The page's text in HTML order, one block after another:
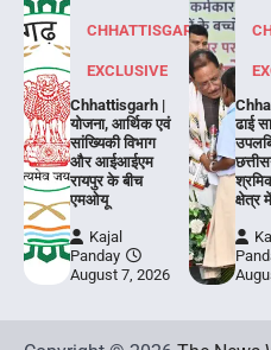
CHHATTISGARH
EXCLUSIVE
Chhattisgarh |
योजना, आर्थिक एवं
सांख्यिकी विभाग
और आईआईएम
रायपुर के बीच
एमओयू
Kajal
Panday
August 7, 2026
ढाई
क्षेत्र